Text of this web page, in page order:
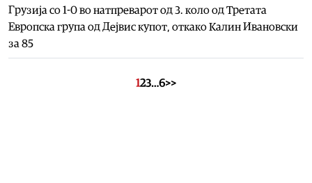
Грузија со 1-0 во натпреварот од 3. коло од Третата
Европска група од Дејвис купот, откако Калин Ивановски
за 85
123…6>>